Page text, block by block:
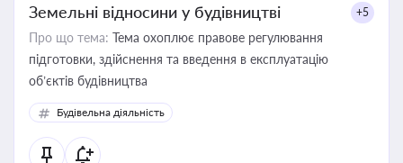
Земельні відносини у будівництві +5
Про що тема: Тема охоплює правове регулювання
підготовки, здійснення та введення в експлуатацію
об’єктів будівництва
Будівельна діяльність